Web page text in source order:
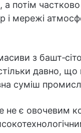
а потім
і мережі
з
давно,
суміш
є овочевим